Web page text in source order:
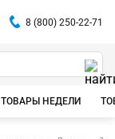
8 (800) 250-22-71
ТОВАРЫ НЕДЕЛИ